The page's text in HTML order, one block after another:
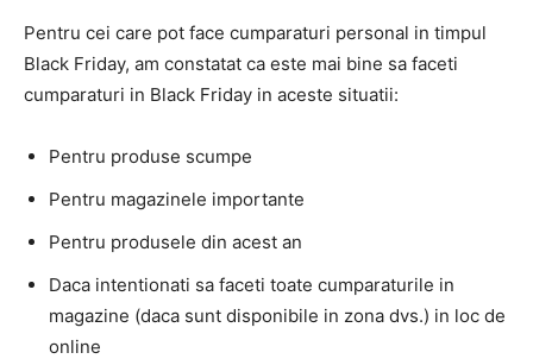
Pentru cei care pot face cumparaturi personal in timpul
Black Friday, am constatat ca este mai bine sa faceti
cumparaturi in Black Friday in aceste situatii:
Pentru produse scumpe
Pentru magazinele importante
Pentru produsele din acest an
Daca intentionati sa faceti toate cumparaturile in
magazine (daca sunt disponibile in zona dvs.) in loc de
online